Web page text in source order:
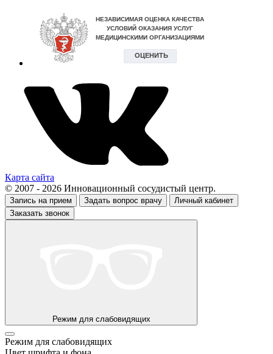
Карта сайта
© 2007 - 2026 Инновационный сосудистый центр.
Запись на прием Задать вопрос врачу
Личный кабинет
Заказать звонок
Режим для слабовидящих
Режим для слабовидящих